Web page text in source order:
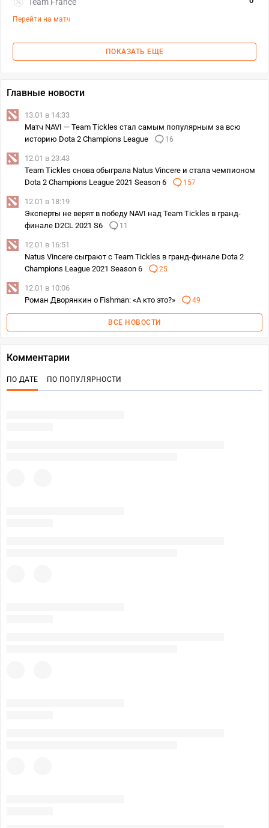
Перейти на матч
ПОКАЗАТЬ ЕЩЕ
Главные новости
13.01 в 14:33
Матч NAVI — Team Tickles стал самым популярным за всю
историю Dota 2 Champions League
16
12.01 в 23:43
Team Tickles снова обыграла Natus Vincere и стала чемпионом
Dota 2 Champions League 2021 Season 6
157
12.01 в 18:19
Эксперты не верят в победу NAVI над Team Tickles в гранд-
финале D2CL 2021 S6
11
12.01 в 16:51
Natus Vincere сыграют с Team Tickles в гранд-финале Dota 2
Champions League 2021 Season 6
25
12.01 в 10:06
Роман Дворянкин о Fishman: «А кто это?»
49
ВСЕ НОВОСТИ
Комментарии
ПО ДАТЕ ПО ПОПУЛЯРНОСТИ